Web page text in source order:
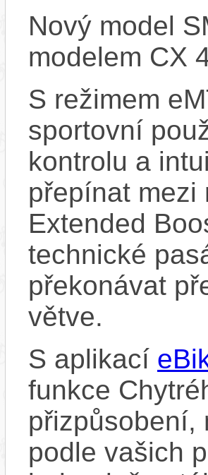
Nový model
modelem CX
S režimem
sportovní
kontrolu a
přepínat mezi
Extended
technické
překonávat
větve.
S aplikací
funkce
přizpůsobení,
podle vašich